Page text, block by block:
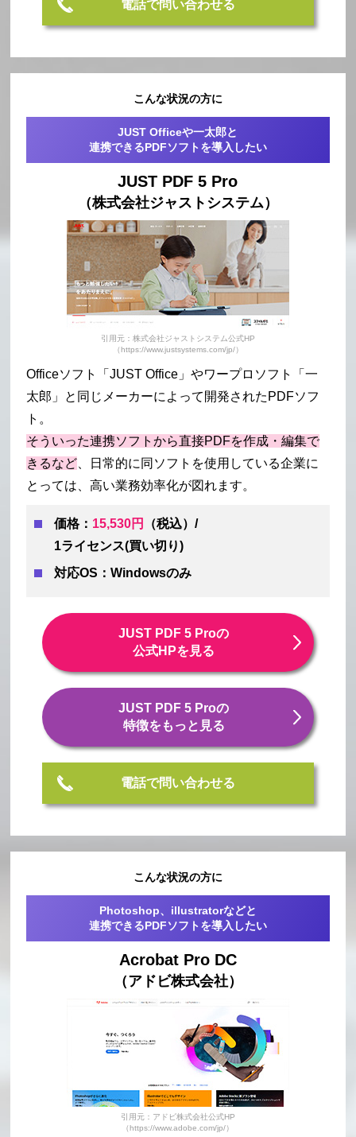
電話で問い合わせる
こんな状況の方に
JUST Officeや一太郎と
連携できるPDFソフトを導入したい
JUST PDF 5 Pro
（株式会社ジャストシステム）
引用元：株式会社ジャストシステム公式HP
（https://www.justsystems.com/jp/）
Officeソフト「JUST Office」やワープロソフト「一
太郎」と同じメーカーによって開発されたPDFソフ
ト。
そういった連携ソフトから直接PDFを作成・編集で
きるなど 、日常的に同ソフトを使用している企業に
とっては、高い業務効率化が図れます。
価格： 15,530円
（税込）/
1ライセンス(買い切り)
対応OS：Windowsのみ
JUST PDF 5 Proの
公式HPを見る
JUST PDF 5 Proの
特徴をもっと見る
電話で問い合わせる
こんな状況の方に
Photoshop、illustratorなどと
連携できるPDFソフトを導入したい
Acrobat Pro DC
（アドビ株式会社）
引用元：アドビ株式会社公式HP
（https://www.adobe.com/jp/）